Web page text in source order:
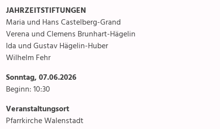
JAHRZEITSTIFTUNGEN
Maria und Hans Castelberg-Grand
Verena und Clemens Brunhart-Hägelin
Ida und Gustav Hägelin-Huber
Wilhelm Fehr
Sonntag, 07.06.2026
Beginn: 10:30
Veranstaltungsort
Pfarrkirche Walenstadt
Stellenangebot